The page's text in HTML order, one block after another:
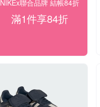
NIKEx聯合品牌 結帳84折
滿1件享84折